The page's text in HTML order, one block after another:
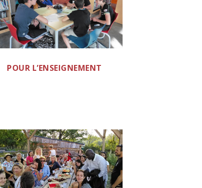
POUR L’ENSEIGNEMENT